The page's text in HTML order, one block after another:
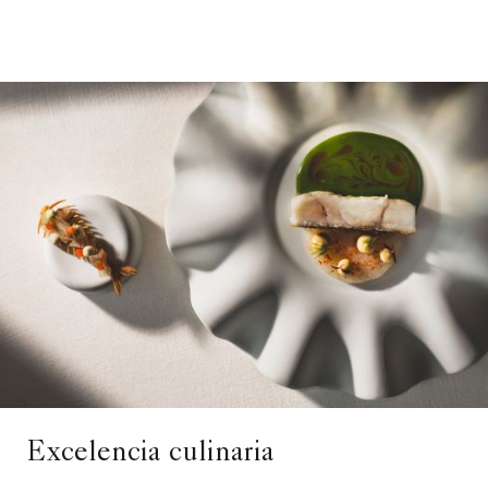
Excelencia culinaria